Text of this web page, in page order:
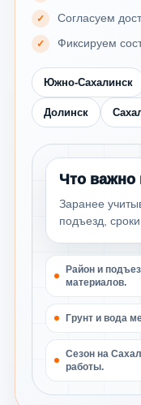
Согласуем
Фиксируем
Южно-Сахалинск
Долинск
Что важно
Заранее
подъезд,
Район и
материалов.
Грунт и вода
Сезон на
работы.